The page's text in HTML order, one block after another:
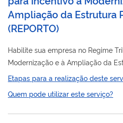
Ampliação da Estrutura
(REPORTO)
Habilite sua empresa no Regime
Modernização e à Ampliação da
O Reporto é um regime especial
investimento no setor portuário ao
tributos federais na aquisição ou
Etapas para a realização deste
Quem pode utilizar este serviço?